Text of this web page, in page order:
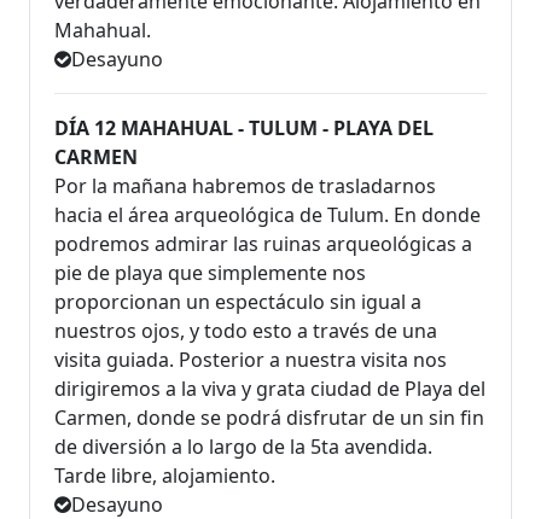
Mahahual.
Desayuno
DÍA 12 MAHAHUAL - TULUM - PLAYA DEL
CARMEN
Por la mañana habremos de trasladarnos
hacia el área arqueológica de Tulum. En donde
podremos admirar las ruinas arqueológicas a
pie de playa que simplemente nos
proporcionan un espectáculo sin igual a
nuestros ojos, y todo esto a través de una
visita guiada. Posterior a nuestra visita nos
dirigiremos a la viva y grata ciudad de Playa del
Carmen, donde se podrá disfrutar de un sin fin
de diversión a lo largo de la 5ta avendida.
Tarde libre, alojamiento.
Desayuno